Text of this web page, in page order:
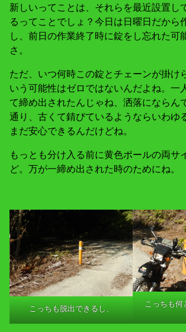
新しいってことは、それらを最近設置し
るってことでしょ？今日は日曜日だから
し、前日の作業終了時に錠をし忘れた可
さ。
ただ、いつ何時この錠とチェーンが掛け
いう可能性はゼロではないんだよね。一
て締め出されたんじゃね、洒落にならん
通り、古くて錆びているようならいわゆ
まだ安心できるんだけどね。
もっとも分け入る前に黄色ポールの両サ
ど。万が一締め出された時のためにね。
こっちも脱出できるし、 こっちも何